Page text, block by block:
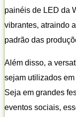
painéis de LED da
vibrantes, atraindo
padrão das
Além disso, a
sejam utilizados
Seja em grandes
eventos sociais,